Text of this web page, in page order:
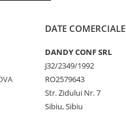
DATE COMERCIALE
DANDY CONF SRL
J32/2349/1992
RO2579643
Str. Zidului Nr. 7
Sibiu, Sibiu